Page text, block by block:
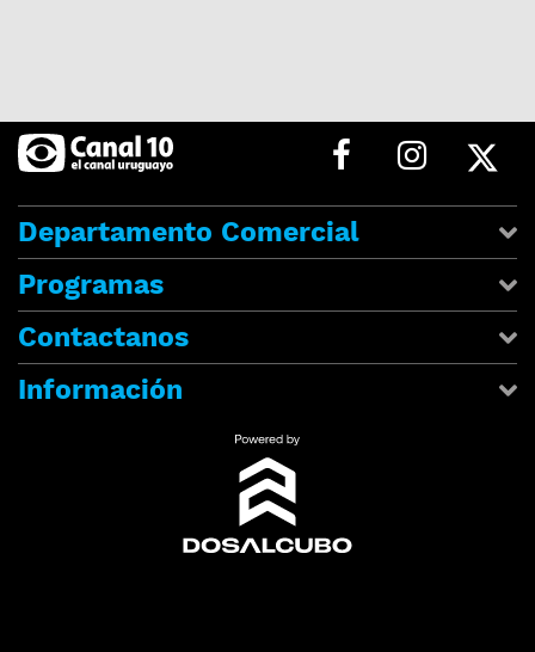
Departamento Comercial
Programas
Contactanos
Información